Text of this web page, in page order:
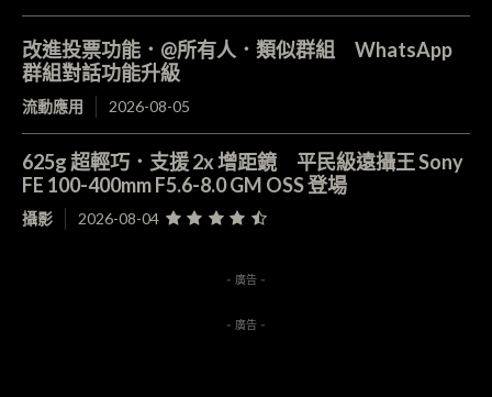
改進投票功能．@所有人．類似群組 WhatsApp
群組對話功能升級
流動應用 2026-08-05
625g 超輕巧．支援 2x 增距鏡 平民級遠攝王 Sony
FE 100-400mm F5.6-8.0 GM OSS 登場
攝影 2026-08-04
- 廣告 -
- 廣告 -